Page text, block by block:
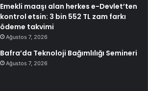
Emekli maaşı alan herkes e-Devlet’ten
kontrol etsin: 3 bin 552 TL zam farkı
ödeme takvimi
Ağustos 7, 2026
Bafra’da Teknoloji Bağımlılığı Semineri
Ağustos 7, 2026